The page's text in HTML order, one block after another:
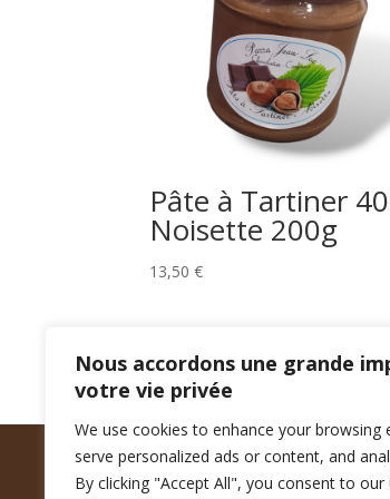
Nous accordons une grande
votre vie privée
We use cookies to enhance your browsing
serve personalized ads or content, and
By clicking "Accept All", you consent to our
Pâte à Tartiner
Noisette 200g
13,50€